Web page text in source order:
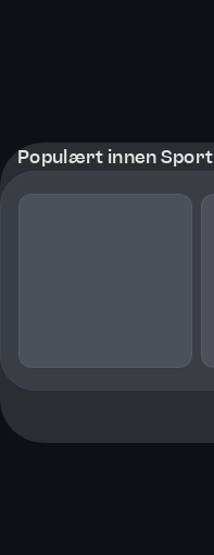
Populært innen Sport